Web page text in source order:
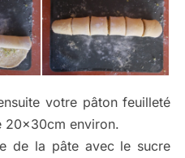
votre pâton feuilleté
20x30cm environ.
de la pâte avec le sucre